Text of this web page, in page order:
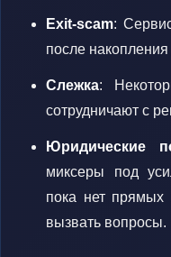
Exit-scam:
после накопления
Слежка:
сотрудничают с
Юридические
миксеры под
пока нет прямых
вызвать вопросы.